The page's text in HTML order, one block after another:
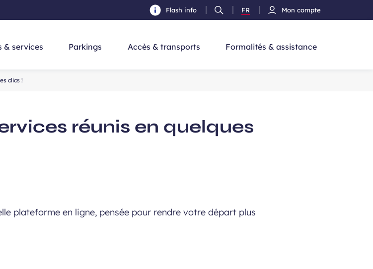
- Aller à la navigation - Aller à la recherche
Flash info
Ouvrir
la
FR
Version
Mon compte
& services Parkings Accès & transports Formalités & assistance
clics !
réunis en quelques
plateforme en ligne, pensée pour rendre votre départ plus